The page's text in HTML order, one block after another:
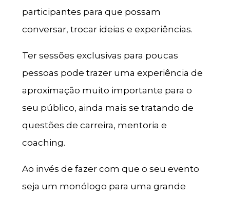
participantes para que possam
conversar, trocar ideias e experiências.
Ter sessões exclusivas para poucas
pessoas pode trazer uma experiência de
aproximação muito importante para o
seu público, ainda mais se tratando de
questões de carreira, mentoria e
coaching.
Ao invés de fazer com que o seu evento
seja um monólogo para uma grande